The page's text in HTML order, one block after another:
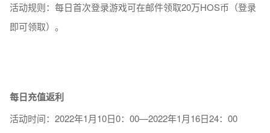
活动规则：每日首次登录游戏可在邮件领取20万HOS币（登录
即可领取）。
每日充值返利
活动时间：2022年1月10日0：00—2022年1月16日24：00